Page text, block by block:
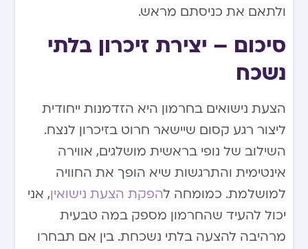
ולתאם את כניסתם מראש.
סיכום – יצירת זיכרון בלתי
נשכח
הצעת נישואים בחרמון היא הזדמנות ייחודית
ליצור רגע קסום שיישאר חרוט בזיכרון לנצח.
השילוב של נופי בראשית מושלגים, אווירה
אינטימית והתרגשות שיא הופך את החוויה
למושלמת. כמומחה להפקת הצעת נישואין, אני
יכול להעיד שהחרמון מספק במה טבעית
מרהיבה להצעה בלתי נשכחת. בין אם תבחרו